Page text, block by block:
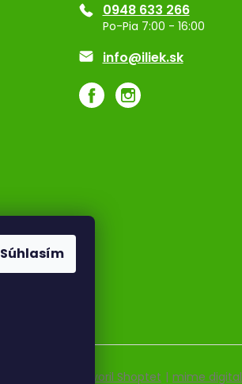
Súhlasím
0948 633 266
Po-Pia 7:00 - 16:00
info@iliek.sk
Vytvoril Shoptet | mime digital